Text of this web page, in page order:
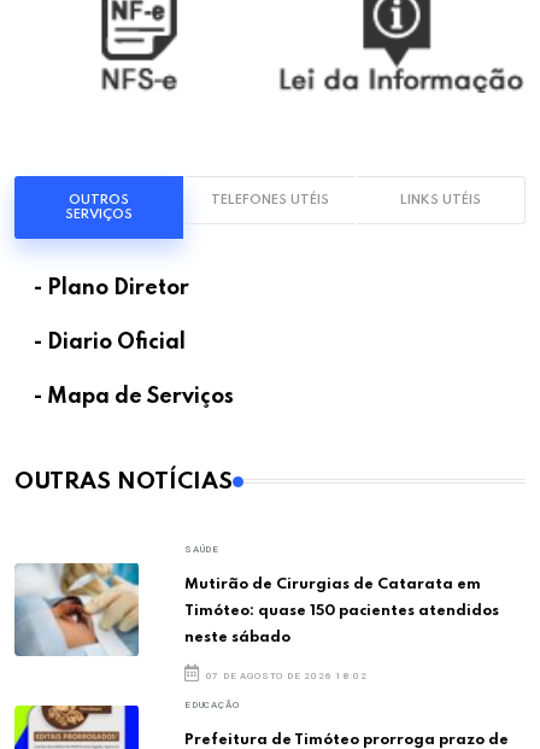
OUTROS
SERVIÇOS
TELEFONES UTÉIS LINKS UTÉIS
- Plano Diretor
- Diario Oficial
- Mapa de Serviços
OUTRAS NOTÍCIAS
SAÚDE
Mutirão de Cirurgias de Catarata em
Timóteo: quase 150 pacientes atendidos
neste sábado
07 DE AGOSTO DE 2026 18:02
EDUCAÇÃO
Prefeitura de Timóteo prorroga prazo de